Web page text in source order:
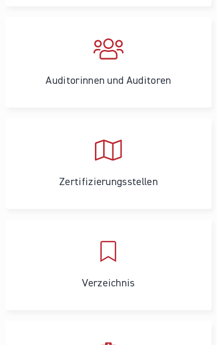
Auditorinnen und Auditoren
Zertifizierungs­stellen
Verzeichnis